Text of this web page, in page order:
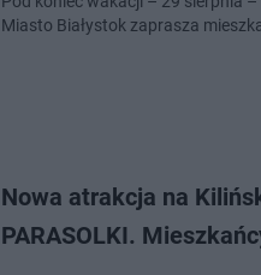
Miasto Białystok zaprasza
Nowa atrakcja na
PARASOLKI.